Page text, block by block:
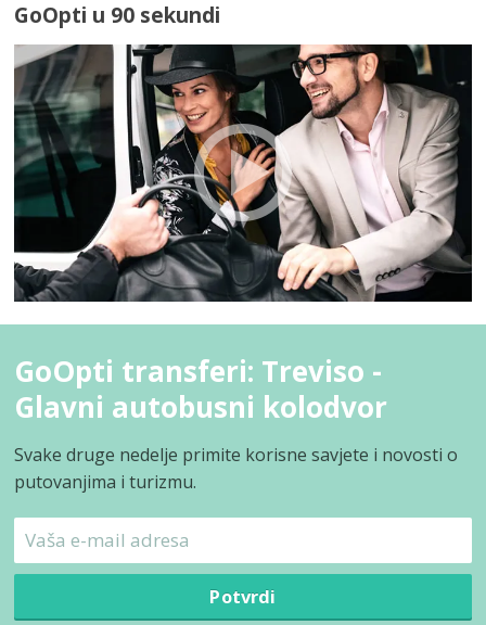
GoOpti u 90 sekundi
GoOpti transferi: Treviso -
Glavni autobusni kolodvor
Svake druge nedelje primite korisne savjete i novosti o
putovanjima i turizmu.
Potvrdi